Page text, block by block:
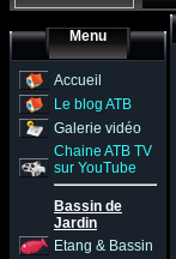
Menu
Accueil
Le blog ATB
Galerie vidéo
Chaine ATB TV
sur YouTube
Bassin de
Jardin
Etang & Bassin